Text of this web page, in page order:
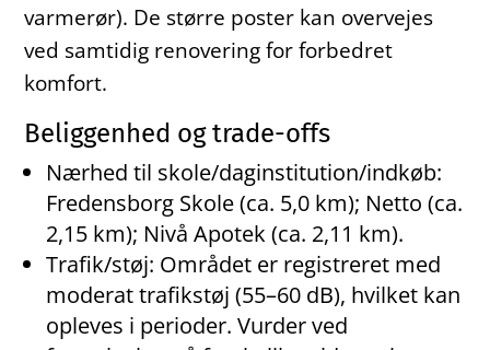
varmerør). De større poster kan overvejes
ved samtidig renovering for forbedret
komfort.
Beliggenhed og trade-offs
Nærhed til skole/daginstitution/indkøb:
Fredensborg Skole (ca. 5,0 km); Netto (ca.
2,15 km); Nivå Apotek (ca. 2,11 km).
Trafik/støj: Området er registreret med
moderat trafikstøj (55–60 dB), hvilket kan
opleves i perioder. Vurder ved